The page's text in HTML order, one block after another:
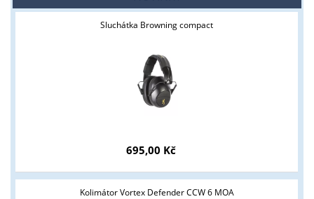
Sluchátka Browning compact
695,00 Kč
Kolimátor Vortex Defender CCW 6 MOA